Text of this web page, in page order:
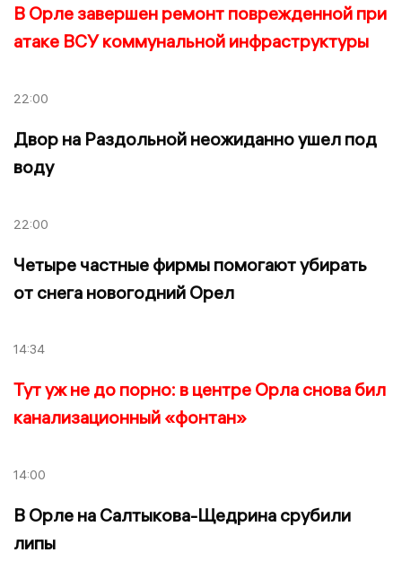
В Орле завершен ремонт поврежденной при
атаке ВСУ коммунальной инфраструктуры
22:00
Двор на Раздольной неожиданно ушел под
воду
22:00
Четыре частные фирмы помогают убирать
от снега новогодний Орел
14:34
Тут уж не до порно: в центре Орла снова бил
канализационный «фонтан»
14:00
В Орле на Салтыкова-Щедрина срубили
липы